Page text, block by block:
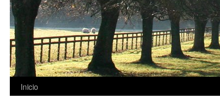
Saltar
Inicio